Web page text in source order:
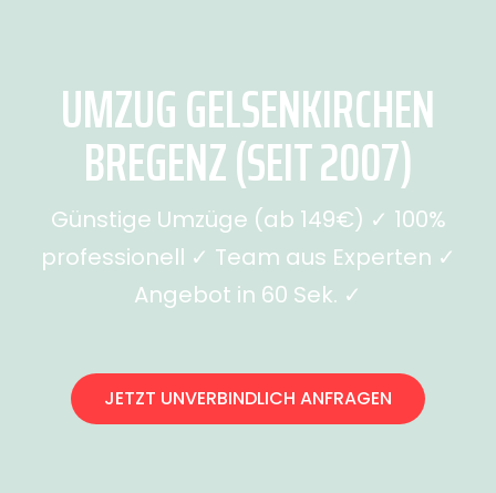
UMZUG GELSENKIRCHEN
BREGENZ (SEIT 2007)
Günstige Umzüge (ab 149€) ✓ 100%
professionell ✓ Team aus Experten ✓
Angebot in 60 Sek. ✓
JETZT UNVERBINDLICH ANFRAGEN